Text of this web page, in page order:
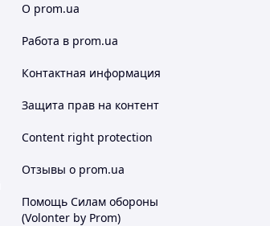
О prom.ua
Работа в prom.ua
Контактная информация
Защита прав на контент
Content right protection
Отзывы о prom.ua
Помощь Силам обороны
(Volonter by Prom)